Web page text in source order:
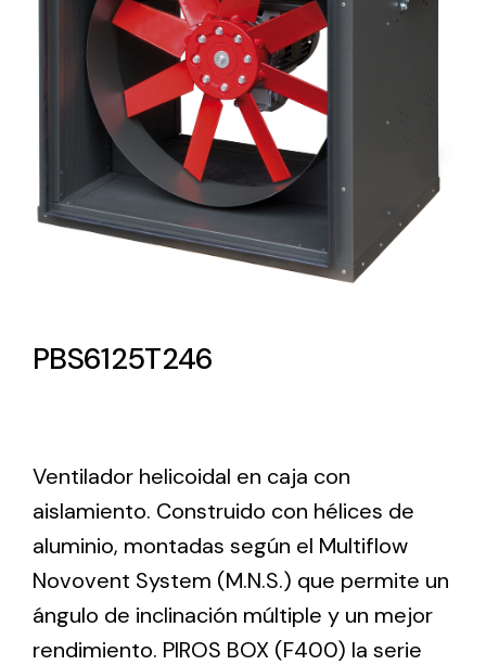
Lighting and Electrical
Equipment
Complete solutions in lighting and electrical
material for each project and need
Amplia gama de ventiladores y equipos de
Ventilation
The incorporation of Novovent into the group
meant a greater offer of ventilation products for
different uses
PBS6125T246
Ventilador helicoidal en caja con
aislamiento. Construido con hélices de
aluminio, montadas según el Multiflow
Novovent System (M.N.S.) que permite un
ángulo de inclinación múltiple y un mejor
rendimiento. PIROS BOX (F400) la serie